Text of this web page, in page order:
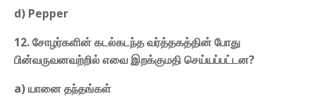
d) Pepper
12. சோழர்களின் கடல்கடந்த வர்த்தகத்தின் போது
பின்வருவனவற்றில் எவை இறக்குமதி செய்யப்பட்டன?
a) யானை தந்தங்கள்